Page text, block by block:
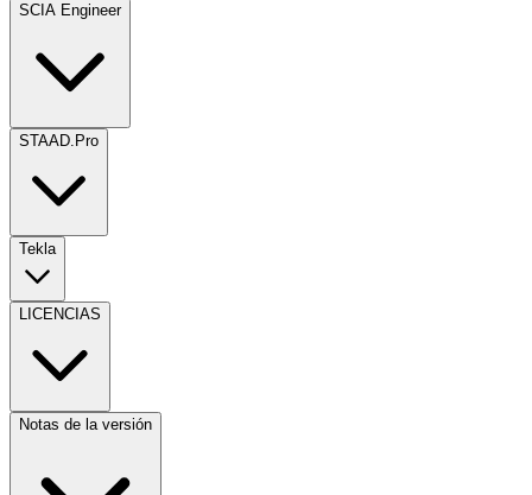
SCIA Engineer
STAAD.Pro
Tekla
LICENCIAS
Notas de la versión